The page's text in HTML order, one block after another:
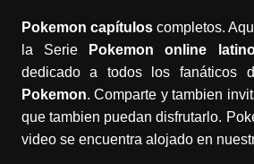
Pokemon capítuloscompletos.
la Serie
Pokemon online
dedicado a todos los fanáticos
Pokemon. Comparte y tambien
que tambien puedan disfrutarlo.
video se encuentra alojado en